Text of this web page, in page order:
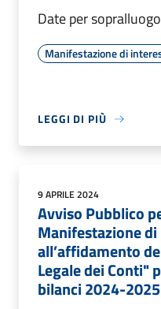
Date per
Manifestazione di
LEGGI DI PIÙ
9 APRILE 2024
Avviso Pubblico
Manifestazione
all’affidamento
Legale dei Conti"
bilanci 2024-